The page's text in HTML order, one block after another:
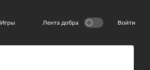
Игры Лента добра Войти